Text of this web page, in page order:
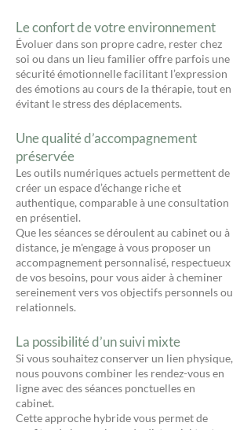
Le confort de votre environnement
Évoluer dans son propre cadre, rester chez
soi ou dans un lieu familier offre parfois une
sécurité émotionnelle facilitant l’expression
des émotions au cours de la thérapie, tout en
évitant le stress des déplacements.
Une qualité d’accompagnement
préservée
Les outils numériques actuels permettent de
créer un espace d’échange riche et
authentique, comparable à une consultation
en présentiel.
Que les séances se déroulent au cabinet ou à
distance, je m'engage à vous proposer un
accompagnement personnalisé, respectueux
de vos besoins, pour vous aider à cheminer
sereinement vers vos objectifs personnels ou
relationnels.
La possibilité d’un suivi mixte
Si vous souhaitez conserver un lien physique,
nous pouvons combiner les rendez-vous en
ligne avec des séances ponctuelles en
cabinet.
Cette approche hybride vous permet de